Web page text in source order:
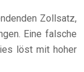
Zollsatz,
Eine falsche
löst mit hoher